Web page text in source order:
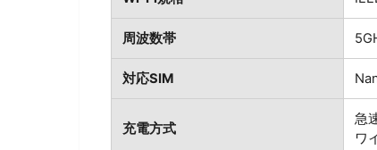
周波数帯
対応SIM
充電方式
急
ワ